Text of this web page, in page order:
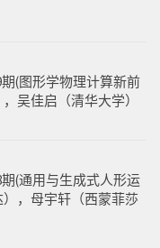
期(图形学物理计算新前
吴佳启（清华大学）
期(通用与生成式人形运
，母宇轩（西蒙菲莎